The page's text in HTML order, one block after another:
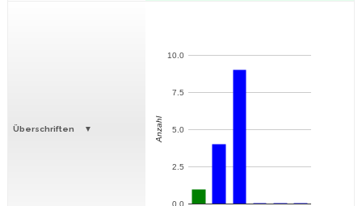
Überschriften
0.0
2.5
5.0
7.5
10.0
Anzahl